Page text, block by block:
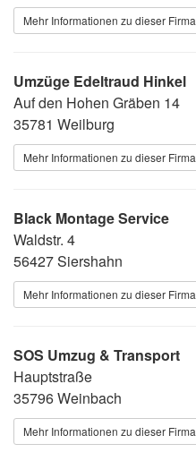
Mehr Informationen zu dieser Firma
Umzüge Edeltraud Hinkel
Auf den Hohen Gräben 14
35781 Weilburg
Mehr Informationen zu dieser Firma
Black Montage Service
Waldstr. 4
56427 Siershahn
Mehr Informationen zu dieser Firma
SOS Umzug & Transport
Hauptstraße
35796 Weinbach
Mehr Informationen zu dieser Firma